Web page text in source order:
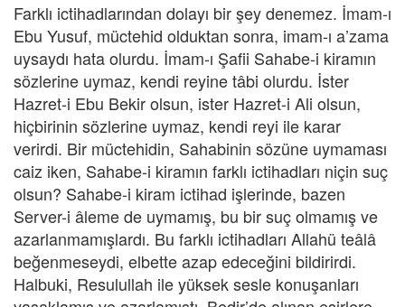
Farklı ictihadlarından dolayı bir şey denemez. İmam-ı
Ebu Yusuf, müctehid olduktan sonra, imam-ı a’zama
uysaydı hata olurdu. İmam-ı Şafii Sahabe-i kiramın
sözlerine uymaz, kendi reyine tâbi olurdu. İster
Hazret-i Ebu Bekir olsun, ister Hazret-i Ali olsun,
hiçbirinin sözlerine uymaz, kendi reyi ile karar
verirdi. Bir müctehidin, Sahabinin sözüne uymaması
caiz iken, Sahabe-i kiramın farklı ictihadları niçin suç
olsun? Sahabe-i kiram ictihad işlerinde, bazen
Server-i âleme de uymamış, bu bir suç olmamış ve
azarlanmamışlardı. Bu farklı ictihadları Allahü teâlâ
beğenmeseydi, elbette azap edeceğini bildirirdi.
Halbuki, Resulullah ile yüksek sesle konuşanları